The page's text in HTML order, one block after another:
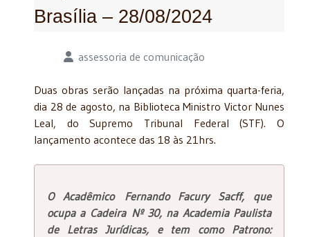
Brasília – 28/08/2024
Detalhes assessoria de comunicação
Duas obras serão lançadas na próxima quarta-feria,
dia 28 de agosto, na Biblioteca Ministro Victor Nunes
Leal, do Supremo Tribunal Federal (STF). O
lançamento acontece das 18 às 21hrs.
O Acadêmico Fernando Facury Sacff, que
ocupa a Cadeira Nº 30, na Academia Paulista
de Letras Jurídicas, e tem como Patrono: